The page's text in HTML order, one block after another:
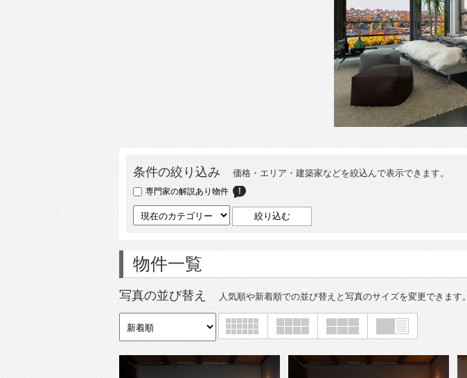
条件の絞り込み 価格・エリア・建築家などを絞込んで表示できます。
専門家の解説あり物件
物件一覧
写真の並び替え 人気順や新着順での並び替えと写真のサイズを変更できます。